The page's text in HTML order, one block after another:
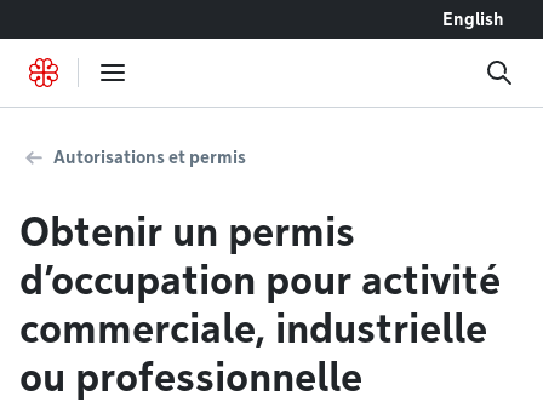
English
Autorisations et permis
Obtenir un permis
d’occupation pour activité
commerciale, industrielle
ou professionnelle